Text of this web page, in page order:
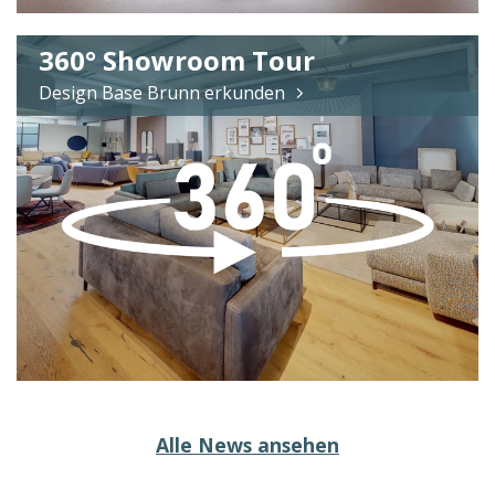
360° Showroom Tour
Design Base Brunn erkunden
Alle News ansehen